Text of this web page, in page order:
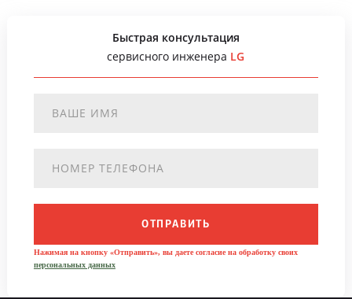
Быстрая консультация
сервисного инженера LG
ОТПРАВИТЬ
Нажимая на кнопку «Отправить», вы даете согласие на обработку своих
персональных данных